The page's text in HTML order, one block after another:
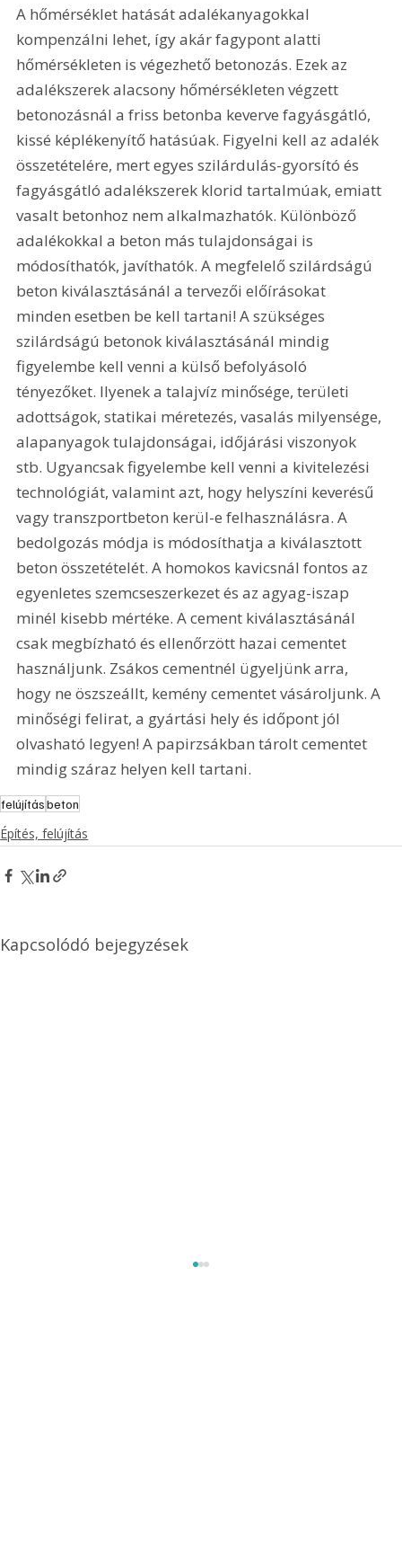
A hőmérséklet hatását adalékanyagokkal
kompenzálni lehet, így akár fagypont alatti
hőmérsékleten is végezhető betonozás. Ezek az
adalékszerek alacsony hőmérsékleten végzett
betonozásnál a friss betonba keverve fagyásgátló,
kissé képlékenyítő hatásúak. Figyelni kell az adalék
összetételére, mert egyes szilárdulás-gyorsító és
fagyásgátló adalékszerek klorid tartalmúak, emiatt
vasalt betonhoz nem alkalmazhatók. Különböző
adalékokkal a beton más tulajdonságai is
módosíthatók, javíthatók. A megfelelő szilárdságú
beton kiválasztásánál a tervezői előírásokat
minden esetben be kell tartani! A szükséges
szilárdságú betonok kiválasztásánál mindig
figyelembe kell venni a külső befolyásoló
tényezőket. Ilyenek a talajvíz minősége, területi
adottságok, statikai méretezés, vasalás milyensége,
alapanyagok tulajdonságai, időjárási viszonyok
stb. Ugyancsak figyelembe kell venni a kivitelezési
technológiát, valamint azt, hogy helyszíni keverésű
vagy transzportbeton kerül-e felhasználásra. A
bedolgozás módja is módosíthatja a kiválasztott
beton összetételét. A homokos kavicsnál fontos az
egyenletes szemcseszerkezet és az agyag-iszap
minél kisebb mértéke. A cement kiválasztásánál
csak megbízható és ellenőrzött hazai cementet
használjunk. Zsákos cementnél ügyeljünk arra,
hogy ne öszszeállt, kemény cementet vásároljunk. A
minőségi felirat, a gyártási hely és időpont jól
olvasható legyen! A papirzsákban tárolt cementet
mindig száraz helyen kell tartani.
felújításbeton
Építés, felújítás
Kapcsolódó bejegyzések